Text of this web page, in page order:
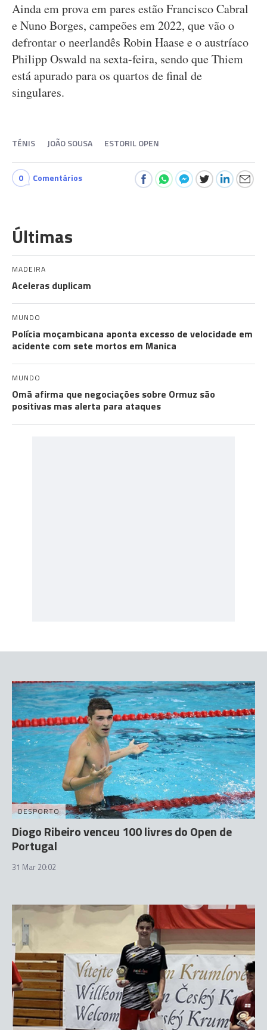
Ainda em prova em pares estão Francisco Cabral
e Nuno Borges, campeões em 2022, que vão o
defrontar o neerlandês Robin Haase e o austríaco
Philipp Oswald na sexta-feira, sendo que Thiem
está apurado para os quartos de final de
singulares.
TÉNIS JOÃO SOUSA ESTORIL OPEN
0 Comentários
Últimas
MADEIRA
Aceleras duplicam
MUNDO
Polícia moçambicana aponta excesso de velocidade em
acidente com sete mortos em Manica
MUNDO
Omã afirma que negociações sobre Ormuz são
positivas mas alerta para ataques
DESPORTO
Diogo Ribeiro venceu 100 livres do Open de
Portugal
31 Mar 20:02